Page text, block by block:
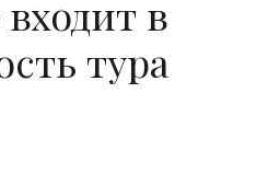
в
тура